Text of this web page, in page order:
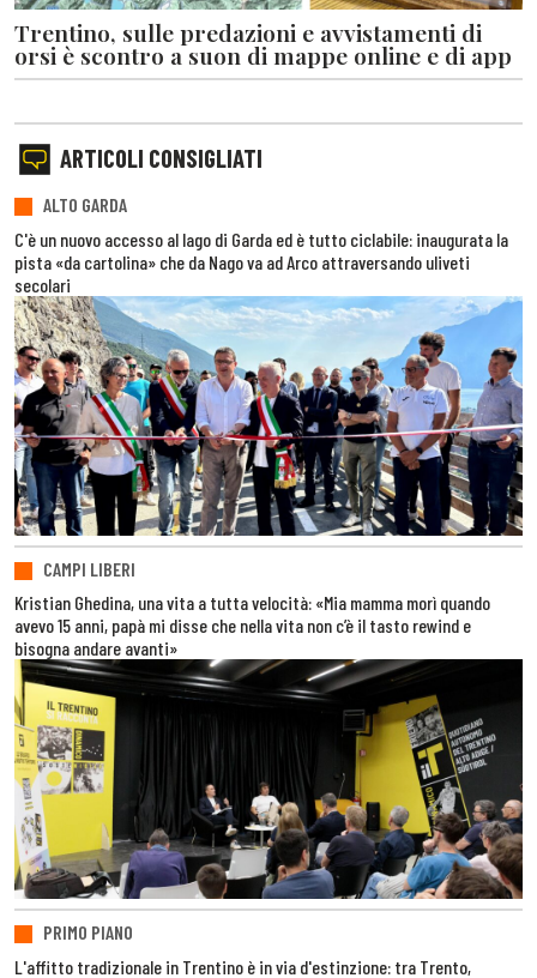
Trentino, sulle predazioni e avvistamenti di
orsi è scontro a suon di mappe online e di app
ARTICOLI CONSIGLIATI
ALTO GARDA
C'è un nuovo accesso al lago di Garda ed è tutto ciclabile: inaugurata la
pista «da cartolina» che da Nago va ad Arco attraversando uliveti
secolari
CAMPI LIBERI
Kristian Ghedina, una vita a tutta velocità: «Mia mamma morì quando
avevo 15 anni, papà mi disse che nella vita non c’è il tasto rewind e
bisogna andare avanti»
PRIMO PIANO
L'affitto tradizionale in Trentino è in via d'estinzione: tra Trento,